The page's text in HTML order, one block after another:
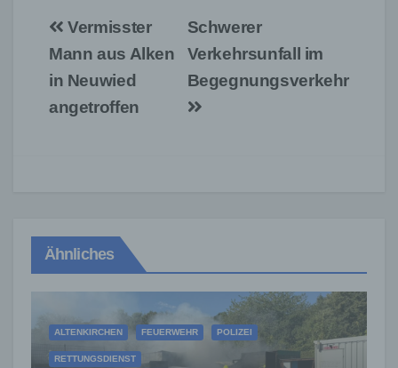
Beitragsnavigation
Schwerer
Verkehrsunfall im
Begegnungsverkehr
Vermisster
Mann aus Alken
in Neuwied
angetroffen
Ähnliches
ALTENKIRCHEN FEUERWEHR POLIZEI
RETTUNGSDIENST